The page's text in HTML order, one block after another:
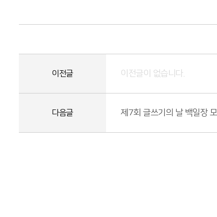
이전글 이전글이 없습니다.
다음글 제7회 글쓰기의 날 백일장